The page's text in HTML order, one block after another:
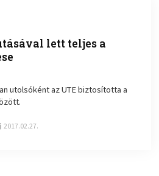
lett teljes a
utolsóként az UTE biztosította a
2017.02.27.